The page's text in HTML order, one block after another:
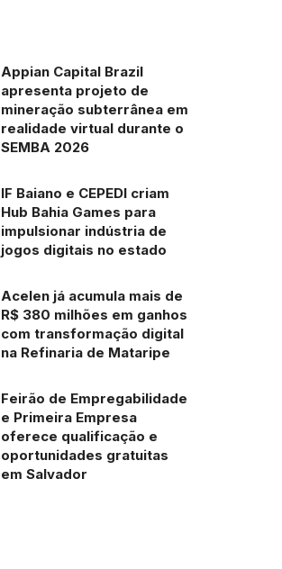
Appian Capital Brazil
apresenta projeto de
mineração subterrânea em
realidade virtual durante o
SEMBA 2026
IF Baiano e CEPEDI criam
Hub Bahia Games para
impulsionar indústria de
jogos digitais no estado
Acelen já acumula mais de
R$ 380 milhões em ganhos
com transformação digital
na Refinaria de Mataripe
Feirão de Empregabilidade
e Primeira Empresa
oferece qualificação e
oportunidades gratuitas
em Salvador